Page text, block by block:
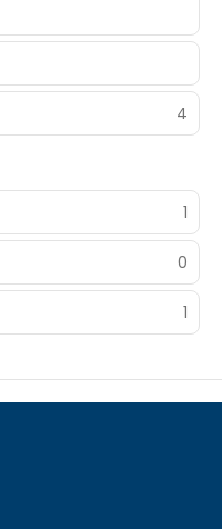
4
1
0
1